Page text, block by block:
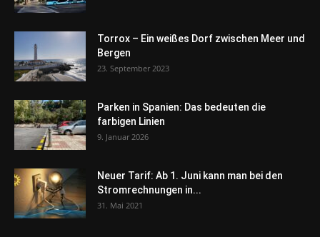
Torrox – Ein weißes Dorf zwischen Meer und
Bergen
23. September 2023
Parken in Spanien: Das bedeuten die
farbigen Linien
9. Januar 2026
Neuer Tarif: Ab 1. Juni kann man bei den
Stromrechnungen in...
31. Mai 2021